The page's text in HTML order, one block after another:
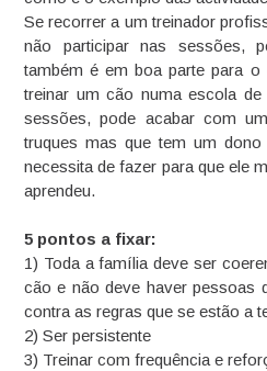
Se recorrer a um treinador
não participar nas sessões,
também é em boa parte para o
treinar um cão numa escola
sessões, pode acabar com
truques mas que tem um
necessita de fazer para que ele
aprendeu.
5 pontos a fixar:
1) Toda a família deve ser
cão e não deve haver pessoas
contra as regras que se estão a
2) Ser persistente
3) Treinar com frequência e